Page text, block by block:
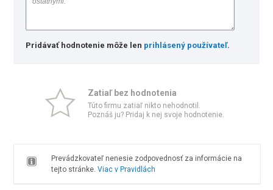
Pridávať hodnotenie môže len prihlásený používateľ.
Zatiaľ bez hodnotenia
Túto firmu zatiaľ nikto nehodnotil.
Poznáš ju? Pridaj k nej svoje hodnotenie.
Prevádzkovateľ nenesie zodpovednosť za informácie na
tejto stránke. Viac v Pravidlách